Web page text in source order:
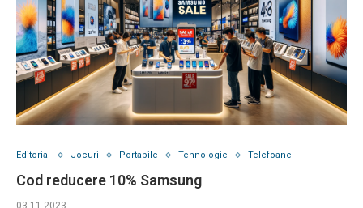
Editorial Jocuri Portabile Tehnologie Telefoane
Cod reducere 10% Samsung